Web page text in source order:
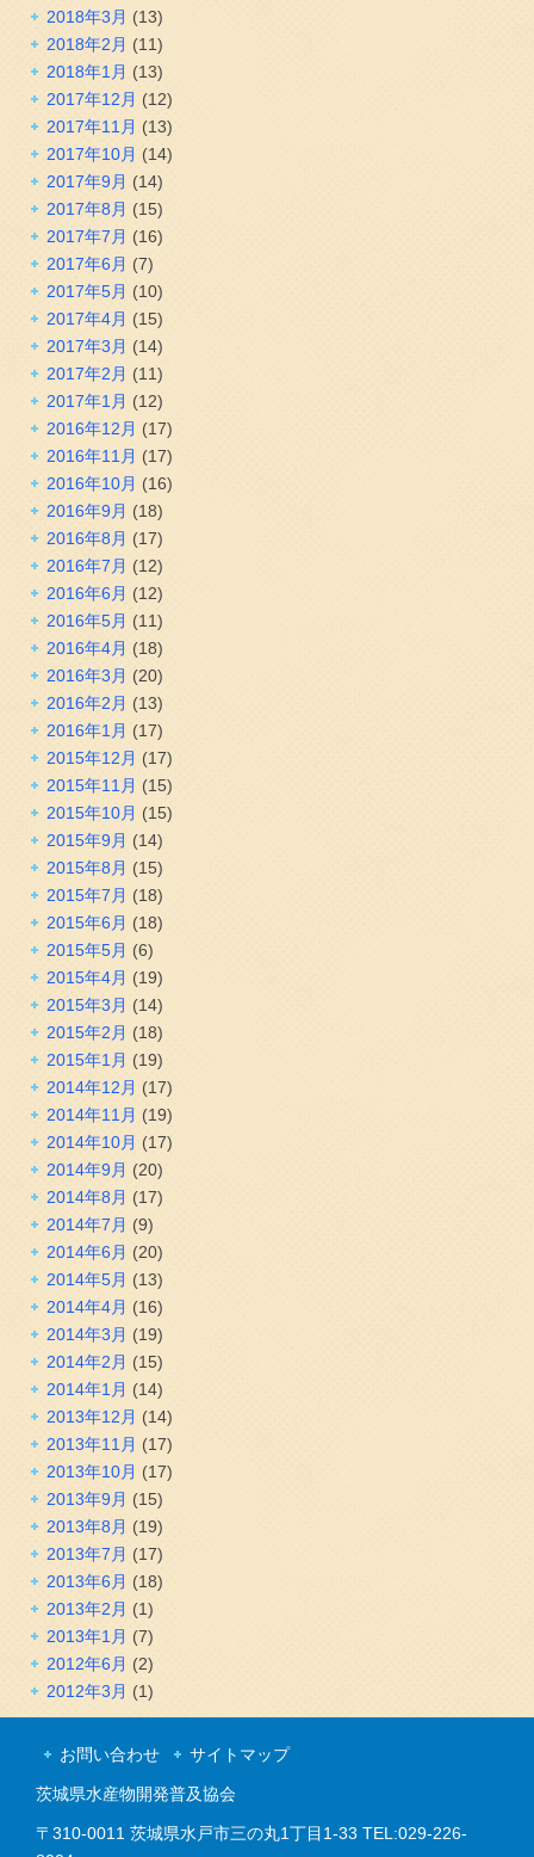
2018年3月 (13)
2018年2月 (11)
2018年1月 (13)
2017年12月 (12)
2017年11月 (13)
2017年10月 (14)
2017年9月 (14)
2017年8月 (15)
2017年7月 (16)
2017年6月 (7)
2017年5月 (10)
2017年4月 (15)
2017年3月 (14)
2017年2月 (11)
2017年1月 (12)
2016年12月 (17)
2016年11月 (17)
2016年10月 (16)
2016年9月 (18)
2016年8月 (17)
2016年7月 (12)
2016年6月 (12)
2016年5月 (11)
2016年4月 (18)
2016年3月 (20)
2016年2月 (13)
2016年1月 (17)
2015年12月 (17)
2015年11月 (15)
2015年10月 (15)
2015年9月 (14)
2015年8月 (15)
2015年7月 (18)
2015年6月 (18)
2015年5月 (6)
2015年4月 (19)
2015年3月 (14)
2015年2月 (18)
2015年1月 (19)
2014年12月 (17)
2014年11月 (19)
2014年10月 (17)
2014年9月 (20)
2014年8月 (17)
2014年7月 (9)
2014年6月 (20)
2014年5月 (13)
2014年4月 (16)
2014年3月 (19)
2014年2月 (15)
2014年1月 (14)
2013年12月 (14)
2013年11月 (17)
2013年10月 (17)
2013年9月 (15)
2013年8月 (19)
2013年7月 (17)
2013年6月 (18)
2013年2月 (1)
2013年1月 (7)
2012年6月 (2)
2012年3月 (1)
お問い合わせ サイトマップ
茨城県水産物開発普及協会
〒310-0011 茨城県水戸市三の丸1丁目1-33 TEL:029-226-